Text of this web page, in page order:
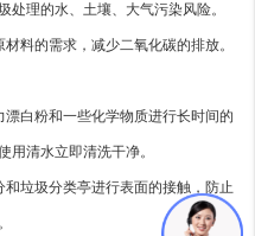
理的水、土壤、大气污染风险。
料的需求，减少二氧化碳的排放。
白粉和一些化学物质进行长时间的
用清水立即清洗干净。
垃圾分类亭进行表面的接触，防止